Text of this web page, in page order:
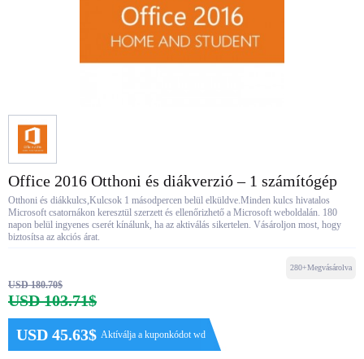
Office 2016 Otthoni és diákverzió – 1 számítógép
Otthoni és diákkulcs,Kulcsok 1 másodpercen belül elküldve.Minden kulcs hivatalos
Microsoft csatornákon keresztül szerzett és ellenőrizhető a Microsoft weboldalán. 180
napon belül ingyenes cserét kínálunk, ha az aktiválás sikertelen. Vásároljon most, hogy
biztosítsa az akciós árat.
USD 180.70$
USD 103.71$
USD 45.63$ Aktíválja a kuponkódot wd
280+Megvásárolva